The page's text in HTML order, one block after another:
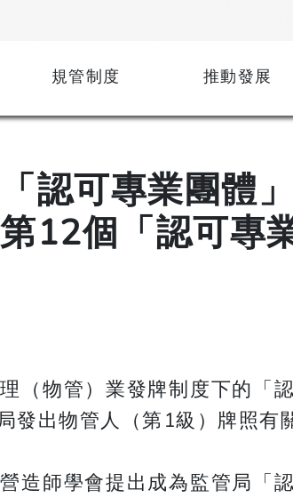
規管制度 推動發展
認可專業團體」
12個「認可專
（物管）業發牌制度下的「
出物管人（第1級）牌照有
造師學會提出成為監管局「